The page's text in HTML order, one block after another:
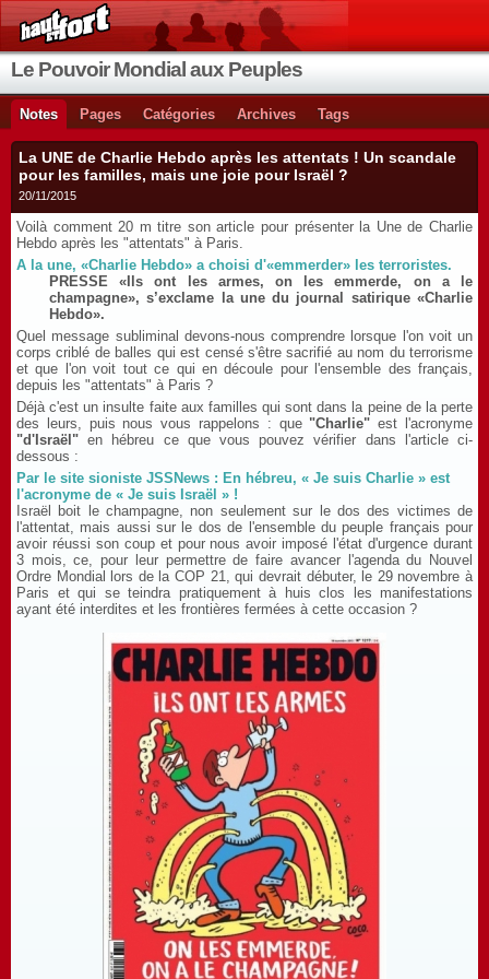
Le Pouvoir Mondial aux Peuples
Notes Pages Catégories Archives Tags
La UNE de Charlie Hebdo après les attentats ! Un scandale
pour les familles, mais une joie pour Israël ?
20/11/2015
Voilà comment 20 m titre son article pour présenter la Une de Charlie
Hebdo après les "attentats" à Paris.
A la une, «Charlie Hebdo» a choisi d'«emmerder» les terroristes.
PRESSE
«Ils ont les armes, on les emmerde, on a le
champagne», s’exclame la une du journal satirique «Charlie
Hebdo».
Quel message subliminal devons-nous comprendre lorsque l'on voit un
corps criblé de balles qui est censé s'être sacrifié au nom du terrorisme
et que l'on voit tout ce qui en découle pour l'ensemble des français,
depuis les "attentats" à Paris ?
Déjà c'est un insulte faite aux familles qui sont dans la peine de la perte
des leurs, puis nous vous rappelons : que "Charlie" est l'acronyme
"d'Israël" en hébreu ce que vous pouvez vérifier dans l'article ci-
dessous :
Par le site sioniste JSSNews : En hébreu, « Je suis Charlie » est
l'acronyme de « Je suis Israël » !
Israël boit le champagne, non seulement sur le dos des victimes de
l'attentat, mais aussi sur le dos de l'ensemble du peuple français pour
avoir réussi son coup et pour nous avoir imposé l'état d'urgence durant
3 mois, ce, pour leur permettre de faire avancer l'agenda du Nouvel
Ordre Mondial lors de la COP 21, qui devrait débuter, le 29 novembre à
Paris et qui se teindra pratiquement à huis clos les manifestations
ayant été interdites et les frontières fermées à cette occasion ?